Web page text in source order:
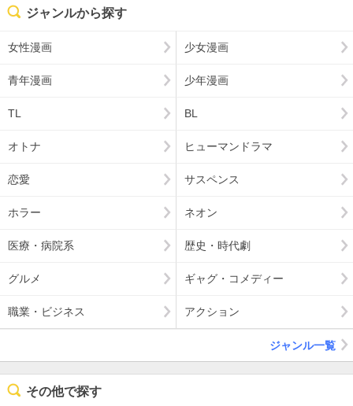
ジャンルから探す
女性漫画 少女漫画
青年漫画 少年漫画
TL BL
オトナ ヒューマンドラマ
恋愛 サスペンス
ホラー ネオン
医療・病院系 歴史・時代劇
グルメ ギャグ・コメディー
職業・ビジネス アクション
ジャンル一覧
その他で探す